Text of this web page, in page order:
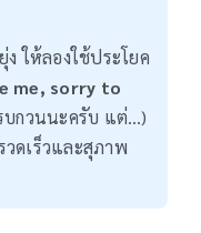
ให้ลองใช้ประโยค
me, sorry to
กวนนะครับ แต่…)
ดเร็วและสุภาพ